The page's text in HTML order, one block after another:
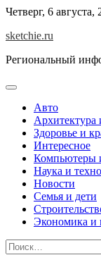
Skip
content
Четверг, 6 августа,
sketchie.ru
Региональный
Авто
Архитектура
Здоровье и
Интересное
Компьютеры
Наука и
Новости
Семья и дети
Экономика и
Найти: